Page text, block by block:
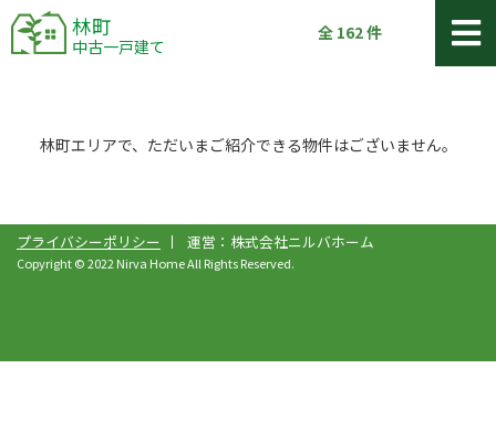
林町
中古一戸建て
全 162件
林町エリアで、ただいまご紹介できる物件はございません。
プライバシーポリシー 運営：株式会社ニルバホーム
Copyright © 2022 Nirva Home All Rights Reserved.